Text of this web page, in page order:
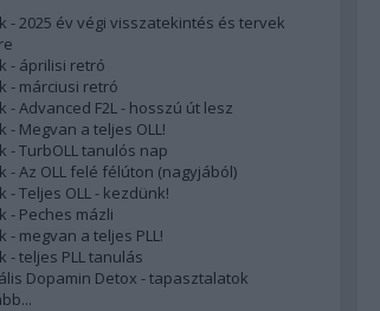
- 2025 év végi visszatekintés és tervek
- áprilisi retró
- márciusi retró
- Advanced F2L - hosszú út lesz
- Megvan a teljes OLL!
- TurbOLL tanulós nap
- Az OLL felé félúton (nagyjából)
- Teljes OLL - kezdünk!
- Peches mázli
- megvan a teljes PLL!
- teljes PLL tanulás
Dopamin Detox - tapasztalatok
...